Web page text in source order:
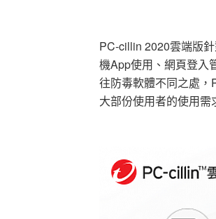
PC-cillin 2020雲端版
機App使用、網頁登入
往防毒軟體不同之處
大部份使用者的使用需